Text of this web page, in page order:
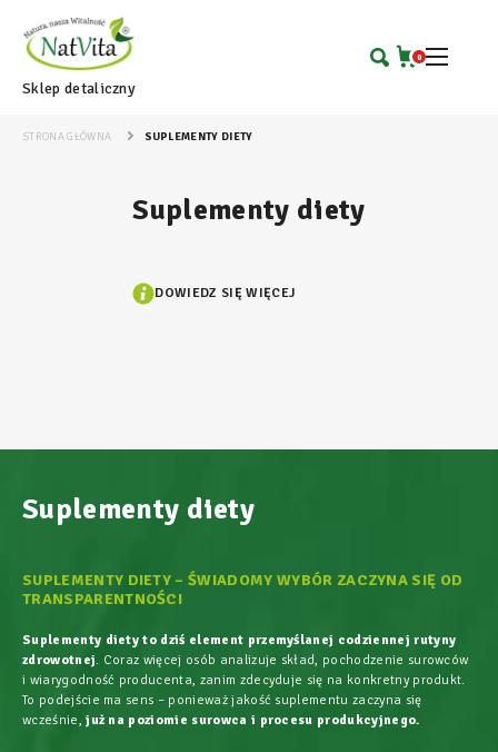
Sklep detaliczny
0
STRONA GŁÓWNA SUPLEMENTY DIETY
Suplementy diety
DOWIEDZ SIĘ WIĘCEJ
Suplementy diety
SUPLEMENTY DIETY – ŚWIADOMY WYBÓR ZACZYNA SIĘ OD
TRANSPARENTNOŚCI
Suplementy diety to dziś element przemyślanej codziennej rutyny
zdrowotnej. Coraz więcej osób analizuje skład, pochodzenie surowców
i wiarygodność producenta, zanim zdecyduje się na konkretny produkt.
To podejście ma sens – ponieważ jakość suplementu zaczyna się
wcześnie, już na poziomie surowca i procesu produkcyjnego.